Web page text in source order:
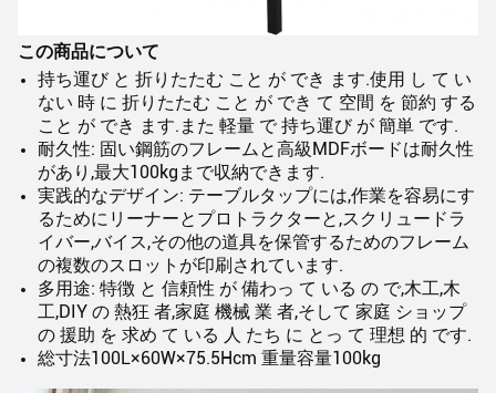
この商品について
持ち運び と 折りたたむ こと が でき ます.使用 し て い
ない 時 に 折りたたむ こと が でき て 空間 を 節約 する
こと が でき ます.また 軽量 で 持ち運び が 簡単 です.
耐久性: 固い鋼筋のフレームと高級MDFボードは耐久性
があり,最大100kgまで収納できます.
実践的なデザイン: テーブルタップには,作業を容易にす
るためにリーナーとプロトラクターと,スクリュードラ
イバー,バイス,その他の道具を保管するためのフレーム
の複数のスロットが印刷されています.
多用途: 特徴 と 信頼性 が 備わっ て いる の で,木工,木
工,DIY の 熱狂 者,家庭 機械 業 者,そして 家庭 ショップ
の 援助 を 求め て いる 人 たち に とっ て 理想 的 です.
総寸法100L×60W×75.5Hcm 重量容量100kg